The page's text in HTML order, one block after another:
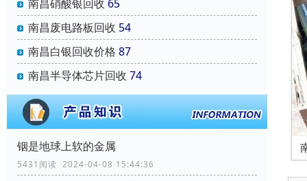
南昌硝酸银回收 65
南昌废电路板回收 54
南昌白银回收价格 87
南昌半导体芯片回收 74
铟是地球上软的金属
5431阅读 2024-04-08 15:44:36